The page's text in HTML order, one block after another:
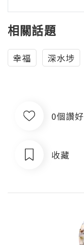
相關話題
幸福 深水埗
0個讚好
收藏